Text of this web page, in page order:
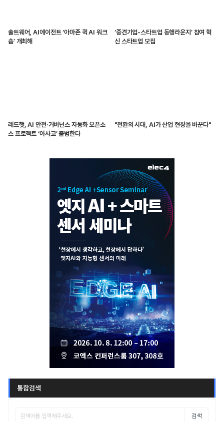
솔트웨어, AI에이전트 ‘아마존 퀵 AI 워크
숍’ 개최해
‘중견기업-스타트업 동행라운지’ 참여 혁
신 스타트업 모집
레드햇, AI 안전·거버넌스 자동화 오픈소
스 프로젝트 ‘아사고’ 출범한다
"전환의 시대, AI가 산업 현장을 바꾼다"
통합검색
검색